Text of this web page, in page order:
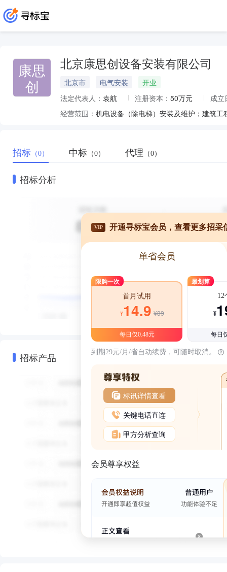
康思
创
北京康思创设备安装有限公司
北京市 电气安装
开业
法定代表人： 袁航 注册资本： 50万元
成立
经营范围：
招标 （0） 中标 （0） 代理 （0）
招标分析
招标产品
VIP 开通寻标宝会员，查看更多招采
单省会员
限购一次
首月试用
¥14.9 ¥39
每日仅0.48元
最划算
12
¥
每日
到期29元/月/省自动续费，可随时取消。
标讯详情查看
关键电话直连
甲方分析查询
会员尊享权益